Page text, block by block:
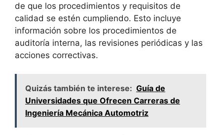
de que los procedimientos y requisitos de
calidad se estén cumpliendo. Esto incluye
información sobre los procedimientos de
auditoría interna, las revisiones periódicas y las
acciones correctivas.
Quizás también te interese: Guía de
Universidades que Ofrecen Carreras de
Ingeniería Mecánica Automotriz